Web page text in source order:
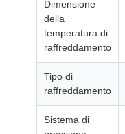
Dimensione
della
temperatura di
raffreddamento
Tipo di
raffreddamento
Sistema di